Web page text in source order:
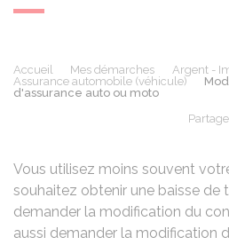
Accueil Mes démarches
Argent -
Assurance automobile (véhicule)
d'assurance auto ou moto
Vous utilisez moins souvent
souhaitez obtenir une baisse de
demander la modification du
aussi demander la modification